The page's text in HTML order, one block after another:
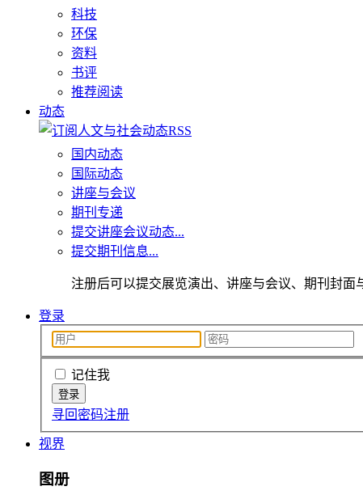
科技
环保
资料
书评
推荐阅读
动态
国内动态
国际动态
讲座与会议
期刊专递
提交讲座会议动态...
提交期刊信息...
注册后可以提交展览演出、讲座与会议、期刊封面
登录
记住我
寻回密码注册
视界
图册